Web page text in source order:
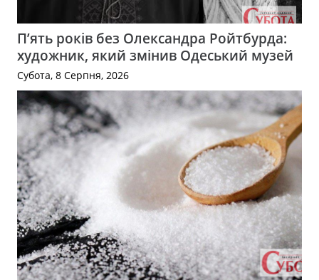
П’ять років без Олександра Ройтбурда:
художник, який змінив Одеський музей
Субота, 8 Серпня, 2026